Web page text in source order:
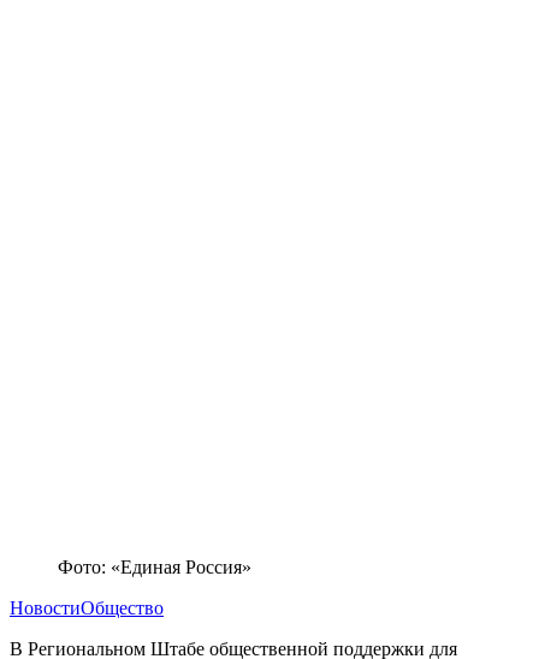
Фото: «Единая Россия»
НовостиОбщество
В Региональном Штабе общественной поддержки для